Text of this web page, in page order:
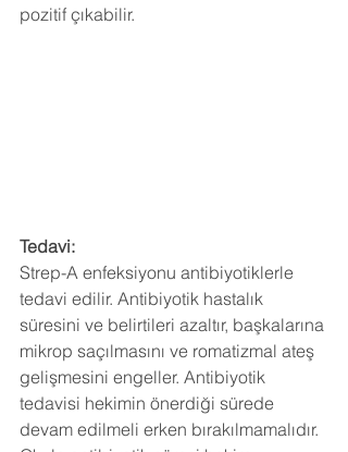
pozitif çıkabilir.
Tedavi:
Strep-A enfeksiyonu antibiyotiklerle
tedavi edilir. Antibiyotik hastalık
süresini ve belirtileri azaltır, başkalarına
mikrop saçılmasını ve romatizmal ateş
gelişmesini engeller. Antibiyotik
tedavisi hekimin önerdiği sürede
devam edilmeli erken bırakılmamalıdır.